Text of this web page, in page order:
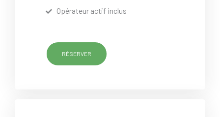
Opérateur actif inclus
RÉSERVER